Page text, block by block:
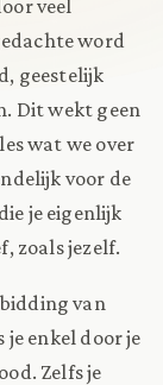
veel
word
geestelijk
Dit wekt geen
wat we over
voor de
je eigenlijk
zoals jezelf.
van
je enkel door je
Zelfs je